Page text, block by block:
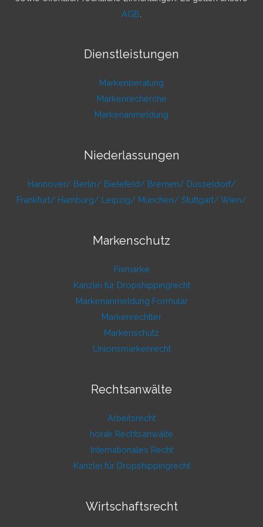
AGB
Dienstleistungen
Markenberatung
Markenrecherche
Markenanmeldung
Niederlassungen
Hannover/ Berlin/ Bielefeld/ Bremen/ Düsseldorf/
Frankfurt/ Hamburg/ Leipzig/ München/ Stuttgart/ Wien/
Markenschutz
Fixmarke
Kanzlei für Dropshippingrecht
Markenanmeldung Formular
Markenrechtler
Markenschutz
Unionsmarkenrecht
Rechtsanwälte
Arbeitsrecht
horak Rechtsanwälte
Internationales Recht
Kanzlei für Dropshippingrecht
Wirtschaftsrecht